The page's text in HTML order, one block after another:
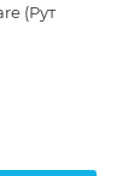
(Рут